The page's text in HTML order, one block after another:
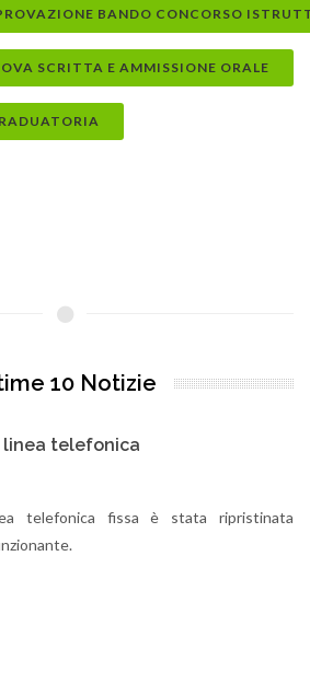
BANDO CONCORSO
SCRITTA E AMMISSIONE ORALE
10 Notizie
linea telefonica
telefonica fissa è stata ripristinata